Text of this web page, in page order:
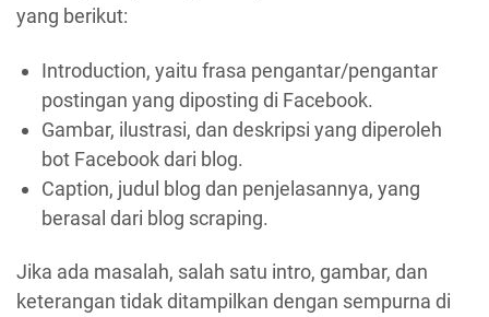
yang berikut:
Introduction, yaitu frasa pengantar/pengantar
postingan yang diposting di Facebook.
Gambar, ilustrasi, dan deskripsi yang diperoleh
bot Facebook dari blog.
Caption, judul blog dan penjelasannya, yang
berasal dari blog scraping.
Jika ada masalah, salah satu intro, gambar, dan
keterangan tidak ditampilkan dengan sempurna di